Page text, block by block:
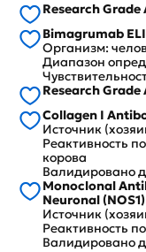
Research
Bimagrumab
Организм:
Диапазон
Research
Collagen I
Источник
Реактивность
корова
Валидировано
Monoclonal
Neuronal
Источник
Реактивность
Валидировано